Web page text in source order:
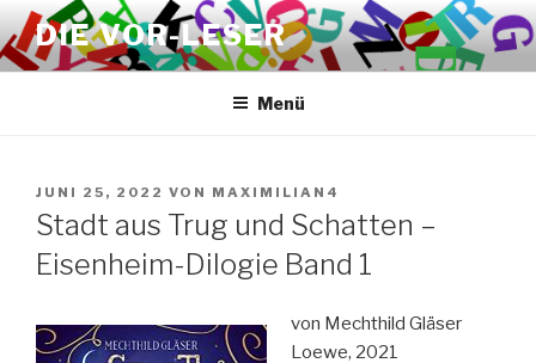
Zum
Inhalt
springen
DIE VOR-LESER
Menü
VERÖFFENTLICHT
AM
JUNI 25, 2022 VON MAXIMILIAN4
Stadt aus Trug und Schatten –
Eisenheim-Dilogie Band 1
von Mechthild Gläser
Loewe, 2021